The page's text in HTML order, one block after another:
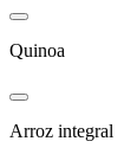
Quinoa
Arroz integral